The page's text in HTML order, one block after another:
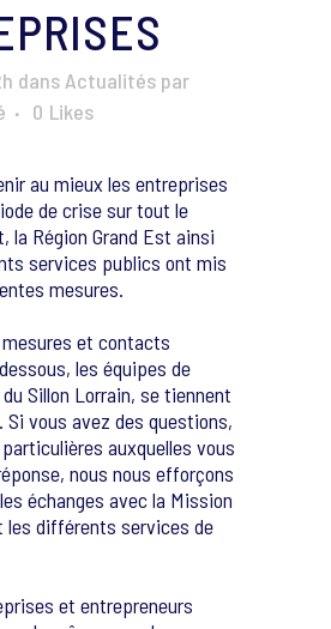
dans Actualités par
0 Likes
au mieux les entreprises
de crise sur tout le
la Région Grand Est ainsi
services publics ont mis
mesures.
et contacts
les équipes de
Sillon Lorrain, se tiennent
vous avez des questions,
auxquelles vous
nous nous efforçons
échanges avec la Mission
les différents services de
et entrepreneurs